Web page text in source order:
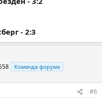
- 2:3
Команда форума
#6